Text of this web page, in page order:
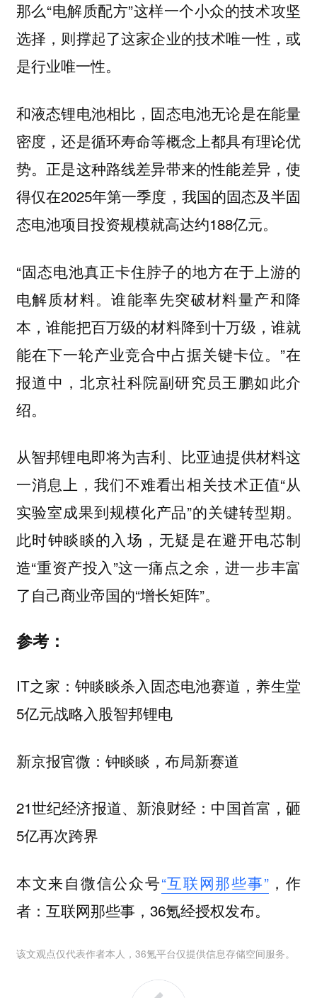
那么“电解质配方”这样一个小众的技术攻坚
选择，则撑起了这家企业的技术唯一性，或
是行业唯一性。
和液态锂电池相比，固态电池无论是在能量
密度，还是循环寿命等概念上都具有理论优
势。正是这种路线差异带来的性能差异，使
得仅在2025年第一季度，我国的固态及半固
态电池项目投资规模就高达约188亿元。
“固态电池真正卡住脖子的地方在于上游的
电解质材料。谁能率先突破材料量产和降
本，谁能把百万级的材料降到十万级，谁就
能在下一轮产业竞合中占据关键卡位。”在
报道中，北京社科院副研究员王鹏如此介
绍。
从智邦锂电即将为吉利、比亚迪提供材料这
一消息上，我们不难看出相关技术正值“从
实验室成果到规模化产品”的关键转型期。
此时钟睒睒的入场，无疑是在避开电芯制
造“重资产投入”这一痛点之余，进一步丰富
了自己商业帝国的“增长矩阵”。
参考：
IT之家：钟睒睒杀入固态电池赛道，养生堂
5亿元战略入股智邦锂电
新京报官微：钟睒睒，布局新赛道
21世纪经济报道、新浪财经：中国首富，砸
5亿再次跨界
本文来自微信公众号“互联网那些事”，作
者：互联网那些事，36氪经授权发布。
该文观点仅代表作者本人，36氪平台仅提供信息存储空间服务。